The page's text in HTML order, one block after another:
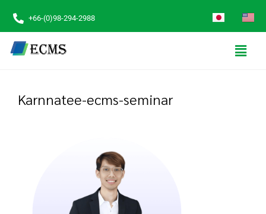
+66-(0)98-294-2988
Karnnatee-ecms-seminar